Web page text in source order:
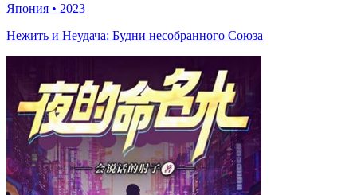
Япония • 2023
Нежить и Неудача: Будни несобранного Союза